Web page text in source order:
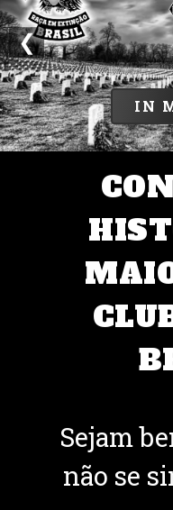
IN
❮
Sejam
não se